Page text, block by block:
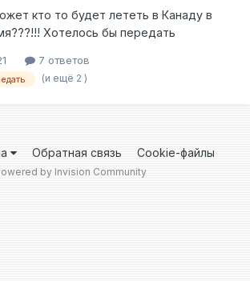
кто то будет лететь в Канаду в
Хотелось бы передать
7 ответов
(и ещё 2 )
Обратная связь Cookie-файлы
by Invision Community